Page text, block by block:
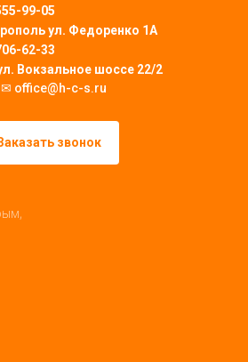
99-05
ул. Федоренко 1А
62-33
Вокзальное шоссе 22/2
✉ office@h-c-s.ru
звонок